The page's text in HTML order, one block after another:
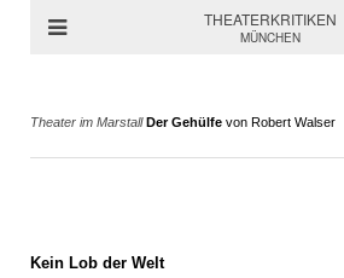
THEATERKRITIKEN
MÜNCHEN
Theater im MarstallDer Gehülfe von Robert Walser
Kein Lob der Welt